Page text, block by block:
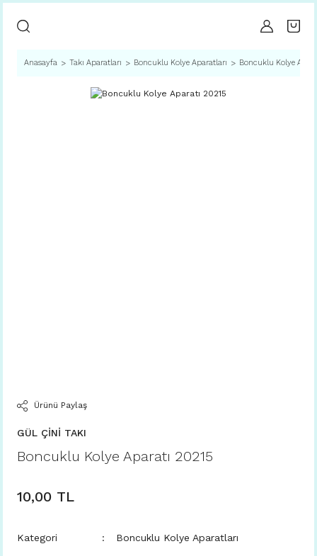
Anasayfa Takı Aparatları Boncuklu Kolye Aparatları Boncuklu Kolye
Ürünü Paylaş
GÜL ÇİNİ TAKI
Boncuklu Kolye Aparatı 20215
10,00 TL
Kategori Boncuklu Kolye Aparatları